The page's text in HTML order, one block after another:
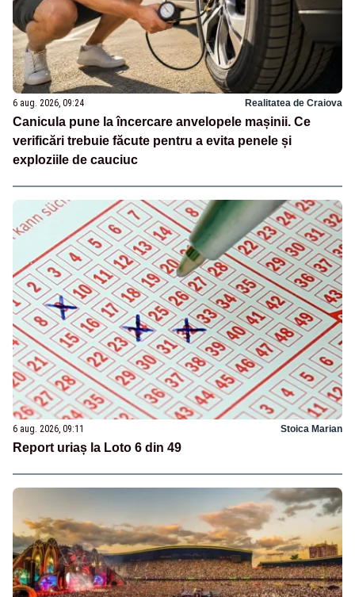
6 aug. 2026, 09:24 Realitatea de Craiova
Canicula pune la încercare anvelopele mașinii. Ce
verificări trebuie făcute pentru a evita penele și
exploziile de cauciuc
6 aug. 2026, 09:11 Stoica Marian
Report uriaș la Loto 6 din 49